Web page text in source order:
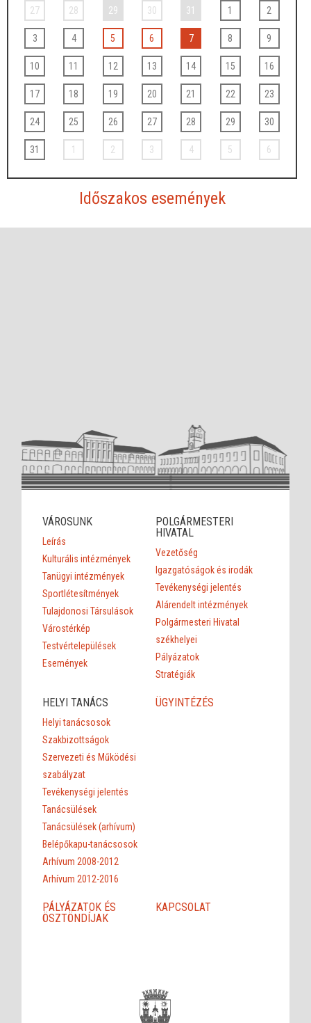
27 28 29 30 31 1 2
3 4 5 6 7 8 9
10 11 12 13 14 15 16
17 18 19 20 21 22 23
24 25 26 27 28 29 30
31 1 2 3 4 5 6
Időszakos események
VÁROSUNK
Leírás
Kulturális intézmények
Tanügyi intézmények
Sportlétesítmények
Tulajdonosi Társulások
Várostérkép
Testvértelepülések
Események
POLGÁRMESTERI
HIVATAL
Vezetőség
Igazgatóságok és irodák
Tevékenységi jelentés
Alárendelt intézmények
Polgármesteri Hivatal
székhelyei
Pályázatok
Stratégiák
HELYI TANÁCS
Helyi tanácsosok
Szakbizottságok
Szervezeti és Működési
szabályzat
Tevékenységi jelentés
Tanácsülések
Tanácsülések (arhívum)
Belépőkapu-tanácsosok
Arhívum 2008-2012
Arhívum 2012-2016
ÜGYINTÉZÉS
PÁLYÁZATOK ÉS
ÖSZTÖNDÍJAK
KAPCSOLAT